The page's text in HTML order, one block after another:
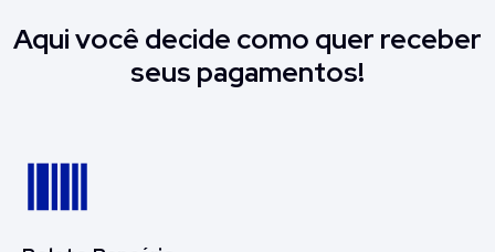
Aqui você decide como quer receber
seus pagamentos!